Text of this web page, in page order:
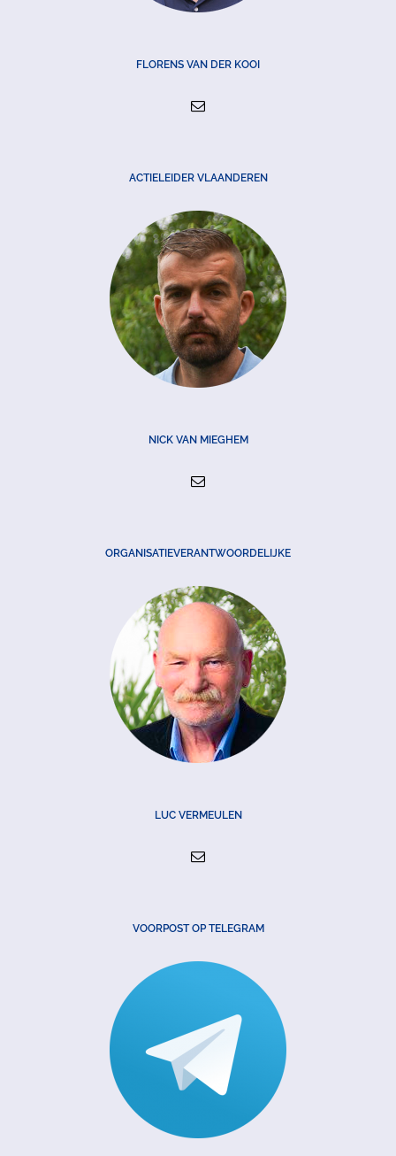
FLORENS VAN DER KOOI
ACTIELEIDER VLAANDEREN
NICK VAN MIEGHEM
ORGANISATIEVERANTWOORDELIJKE
LUC VERMEULEN
VOORPOST OP TELEGRAM